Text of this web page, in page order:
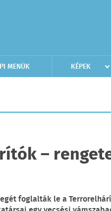
MENÜK KÉPEK
–
foglalták le a